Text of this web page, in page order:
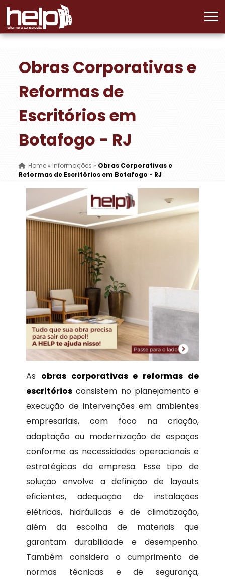
Obras Corporativas e
Reformas de
Escritórios em
Botafogo - RJ
Home»Informações » Obras Corporativas e
Reformas de Escritórios em Botafogo - RJ
As obras corporativas e reformas de
escritórios consistem no planejamento e
execução de intervenções em ambientes
empresariais, com foco na criação,
adaptação ou modernização de espaços
conforme as necessidades operacionais e
estratégicas da empresa. Esse tipo de
solução envolve a definição de layouts
eficientes, adequação de instalações
elétricas, hidráulicas e de climatização,
além da escolha de materiais que
garantam durabilidade e desempenho.
Também considera o cumprimento de
normas técnicas e de segurança,